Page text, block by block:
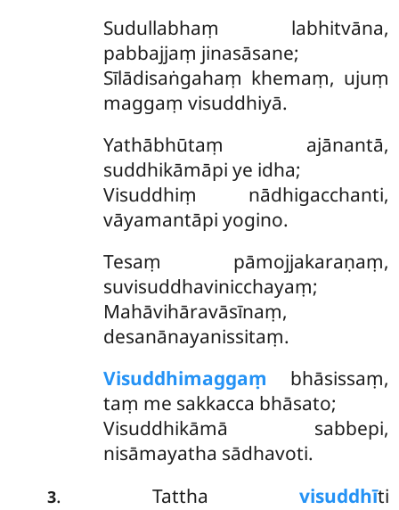
Sudullabhaṃ labhitvāna,
pabbajjaṃ jinasāsane;
Sīlādisaṅgahaṃ khemaṃ, ujuṃ
maggaṃ visuddhiyā.
Yathābhūtaṃ ajānantā,
suddhikāmāpi ye idha;
Visuddhiṃ nādhigacchanti,
vāyamantāpi yogino.
Tesaṃ pāmojjakaraṇaṃ,
suvisuddhavinicchayaṃ;
Mahāvihāravāsīnaṃ,
desanānayanissitaṃ.
Visuddhimaggaṃ bhāsissaṃ,
taṃ me sakkacca bhāsato;
Visuddhikāmā sabbepi,
nisāmayatha sādhavoti.
3. Tattha visuddhīti